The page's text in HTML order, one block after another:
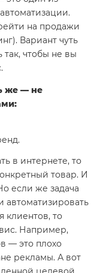
на продажи
Вариант чуть
чтобы не вы
же — не
в интернете, то
товар. И
если же задача
автоматизировать
клиентов, то
Например,
— это плохо
рекламы. А вот